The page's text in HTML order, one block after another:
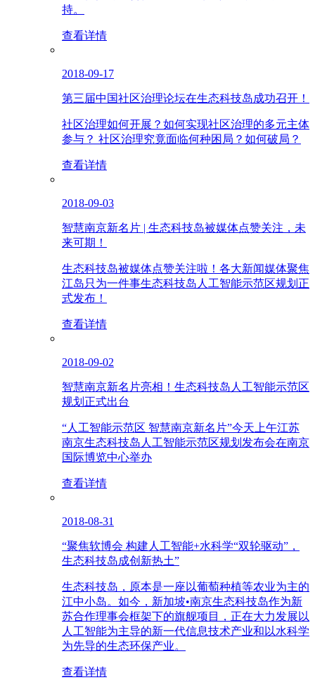
持。
查看详情
2018-09-17
第三届中国社区治理论坛在生态科技岛成功召开！
社区治理如何开展？如何实现社区治理的多元主体
参与？ 社区治理究竟面临何种困局？如何破局？
查看详情
2018-09-03
智慧南京新名片 | 生态科技岛被媒体点赞关注，未
来可期！
生态科技岛被媒体点赞关注啦！各大新闻媒体聚焦
江岛只为一件事生态科技岛人工智能示范区规划正
式发布！
查看详情
2018-09-02
智慧南京新名片亮相！生态科技岛人工智能示范区
规划正式出台
“人工智能示范区 智慧南京新名片”今天上午江苏
南京生态科技岛人工智能示范区规划发布会在南京
国际博览中心举办
查看详情
2018-08-31
“聚焦软博会 构建人工智能+水科学“双轮驱动”，
生态科技岛成创新热土”
生态科技岛，原本是一座以葡萄种植等农业为主的
江中小岛。如今，新加坡•南京生态科技岛作为新
苏合作理事会框架下的旗舰项目，正在大力发展以
人工智能为主导的新一代信息技术产业和以水科学
为先导的生态环保产业。
查看详情